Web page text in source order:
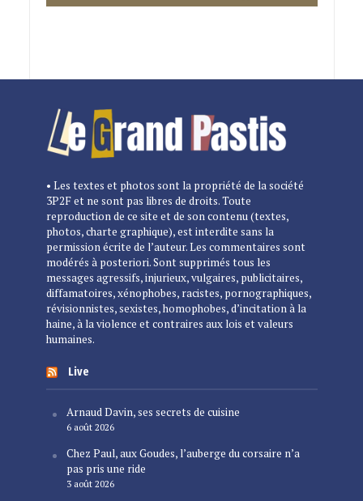
• Les textes et photos sont la propriété de la société
3P2F et ne sont pas libres de droits. Toute
reproduction de ce site et de son contenu (textes,
photos, charte graphique), est interdite sans la
permission écrite de l’auteur. Les commentaires sont
modérés à posteriori. Sont supprimés tous les
messages agressifs, injurieux, vulgaires, publicitaires,
diffamatoires, xénophobes, racistes, pornographiques,
révisionnistes, sexistes, homophobes, d’incitation à la
haine, à la violence et contraires aux lois et valeurs
humaines.
Live
Arnaud Davin, ses secrets de cuisine
6 août 2026
Chez Paul, aux Goudes, l’auberge du corsaire n’a
pas pris une ride
3 août 2026